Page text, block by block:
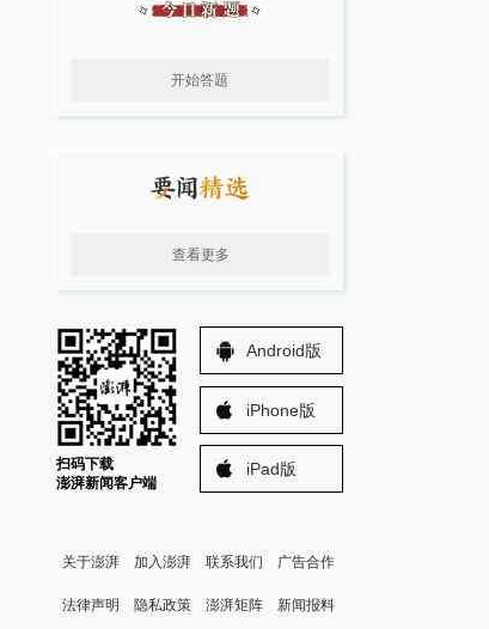
开始答题
查看更多
扫码下载
澎湃新闻客户端
Android版
iPhone版
iPad版
关于澎湃 加入澎湃 联系我们 广告合作
法律声明 隐私政策 澎湃矩阵 新闻报料